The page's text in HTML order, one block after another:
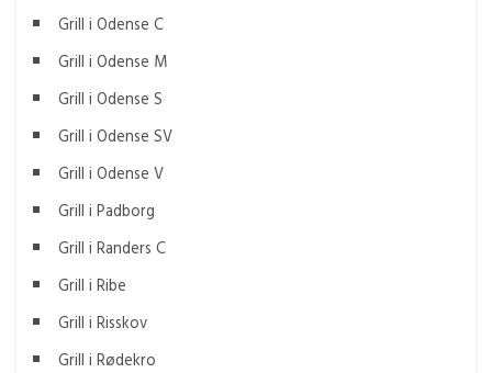
Grill i Odense C
Grill i Odense M
Grill i Odense S
Grill i Odense SV
Grill i Odense V
Grill i Padborg
Grill i Randers C
Grill i Ribe
Grill i Risskov
Grill i Rødekro